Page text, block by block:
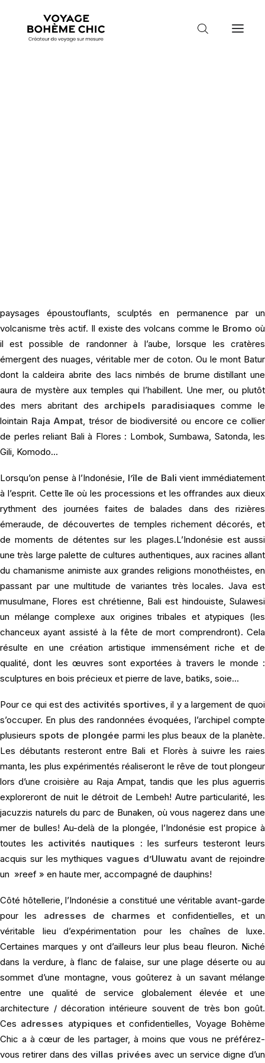
paysages époustouflants, sculptés en permanence par un
volcanisme très actif. Il existe des volcans comme le Bromo où
il est possible de randonner à l’aube, lorsque les cratères
émergent des nuages, véritable mer de coton. Ou le mont Batur
dont la caldeira abrite des lacs nimbés de brume distillant une
aura de mystère aux temples qui l’habillent. Une mer, ou plutôt
des mers abritant des archipels paradisiaques comme le
lointain Raja Ampat, trésor de biodiversité ou encore ce collier
de perles reliant Bali à Flores : Lombok, Sumbawa, Satonda, les
Gili, Komodo…
Lorsqu’on pense à l’Indonésie, l’île de Bali vient immédiatement
à l’esprit. Cette île où les processions et les offrandes aux dieux
rythment des journées faites de balades dans des rizières
émeraude, de découvertes de temples richement décorés, et
de moments de détentes sur les plages.L’Indonésie est aussi
une très large palette de cultures authentiques, aux racines allant
du chamanisme animiste aux grandes religions monothéistes, en
passant par une multitude de variantes très locales. Java est
musulmane, Flores est chrétienne, Bali est hindouiste, Sulawesi
un mélange complexe aux origines tribales et atypiques (les
chanceux ayant assisté à la fête de mort comprendront). Cela
résulte en une création artistique immensément riche et de
qualité, dont les œuvres sont exportées à travers le monde :
sculptures en bois précieux et pierre de lave, batiks, soie…
Pour ce qui est des activités sportives, il y a largement de quoi
s’occuper. En plus des randonnées évoquées, l’archipel compte
plusieurs spots de plongée parmi les plus beaux de la planète.
Les débutants resteront entre Bali et Florès à suivre les raies
manta, les plus expérimentés réaliseront le rêve de tout plongeur
lors d’une croisière au Raja Ampat, tandis que les plus aguerris
exploreront de nuit le détroit de Lembeh! Autre particularité, les
jacuzzis naturels du parc de Bunaken, où vous nagerez dans une
mer de bulles! Au-delà de la plongée, l’Indonésie est propice à
toutes les activités nautiques : les surfeurs testeront leurs
acquis sur les mythiques vagues d’Uluwatu avant de rejoindre
un »reef » en haute mer, accompagné de dauphins!
Côté hôtellerie, l’Indonésie a constitué une véritable avant-garde
pour les adresses de charmes et confidentielles, et un
véritable lieu d’expérimentation pour les chaînes de luxe.
Certaines marques y ont d’ailleurs leur plus beau fleuron. Niché
dans la verdure, à flanc de falaise, sur une plage déserte ou au
sommet d’une montagne, vous goûterez à un savant mélange
entre une qualité de service globalement élevée et une
architecture / décoration intérieure souvent de très bon goût.
Ces adresses atypiques et confidentielles, Voyage Bohème
Chic a à cœur de les partager, à moins que vous ne préférez-
vous retirer dans desvillas privées avec un service digne d’un